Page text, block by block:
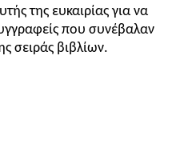
της ευκαιρίας για να
που συνέβαλαν
σειράς βιβλίων.